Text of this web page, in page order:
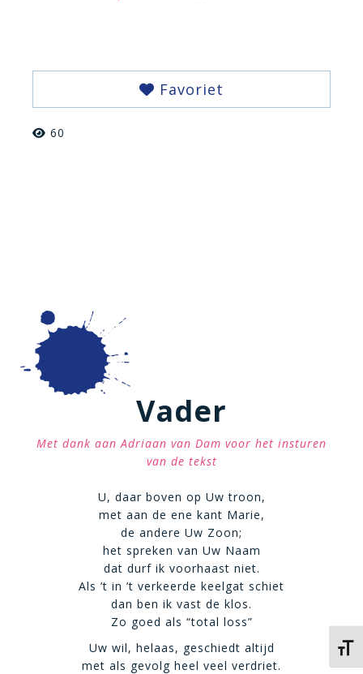
Favoriet
60
Vader
Met dank aan Adriaan van Dam voor het insturen
van de tekst
U, daar boven op Uw troon,
met aan de ene kant Marie,
de andere Uw Zoon;
het spreken van Uw Naam
dat durf ik voorhaast niet.
Als ’t in ’t verkeerde keelgat schiet
dan ben ik vast de klos.
Zo goed als “total loss”
Uw wil, helaas, geschiedt altijd
met als gevolg heel veel verdriet.